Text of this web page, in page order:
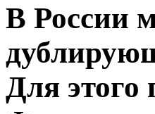
В России
Для этого